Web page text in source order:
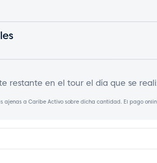
restante en el tour el día que se
ajenas a Caribe Activo sobre dicha cantidad. El pago